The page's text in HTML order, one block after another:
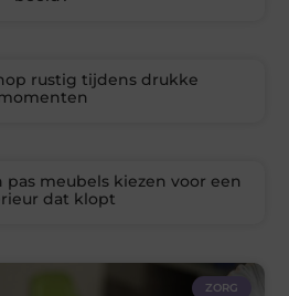
rustig tijdens drukke
meubels kiezen voor een
dat klopt
ZORG